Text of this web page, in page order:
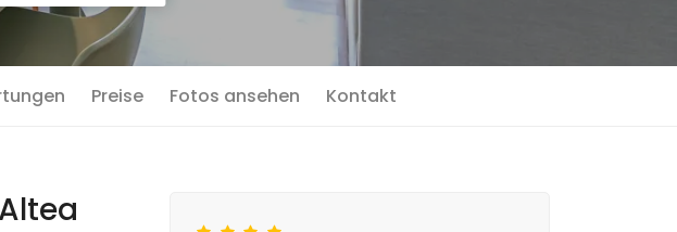
Preise Fotos ansehen Kontakt